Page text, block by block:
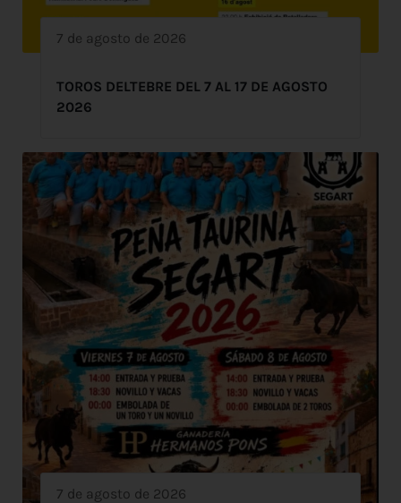
7 de agosto de 2026
TOROS DELTEBRE DEL 7 AL 17 DE AGOSTO
2026
7 de agosto de 2026